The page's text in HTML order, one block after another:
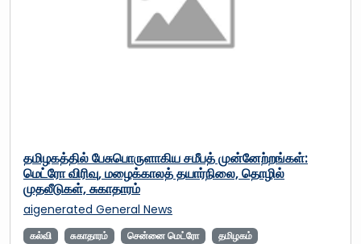
தமிழகத்தில் பேசுபொருளாகிய சமீபத் முன்னேற்றங்கள்:
மெட்ரோ விரிவு, மழைக்காலத் தயார்நிலை, தொழில்
முதலீடுகள், சுகாதாரம்
aigenerated General News
கல்வி சுகாதாரம் சென்னை மெட்ரோ
தமிழகம்